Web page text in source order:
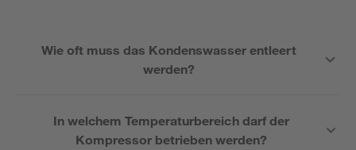
Wie oft muss das Kondenswasser entleert
werden?
In welchem Temperaturbereich darf der
Kompressor betrieben werden?